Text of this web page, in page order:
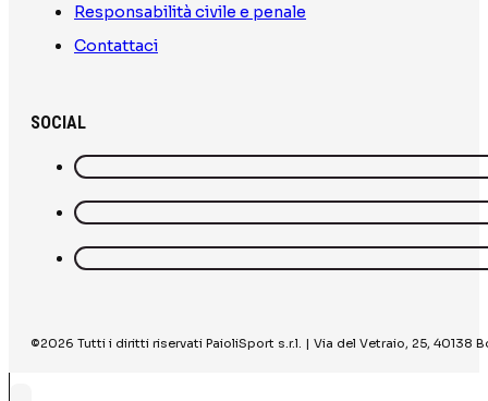
Responsabilità civile e penale
Contattaci
SOCIAL
©2026 Tutti i diritti riservati PaioliSport s.r.l. | Via del Vetraio, 25, 40138